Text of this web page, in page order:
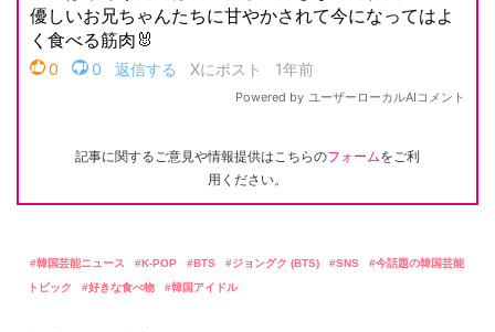
記事に関するご意見や情報提供はこちらのフォームをご利
用ください。
韓国芸能ニュース K-POP BTS ジョングク (BTS) SNS
今話題の韓国芸能
トピック
好きな食べ物 韓国アイドル